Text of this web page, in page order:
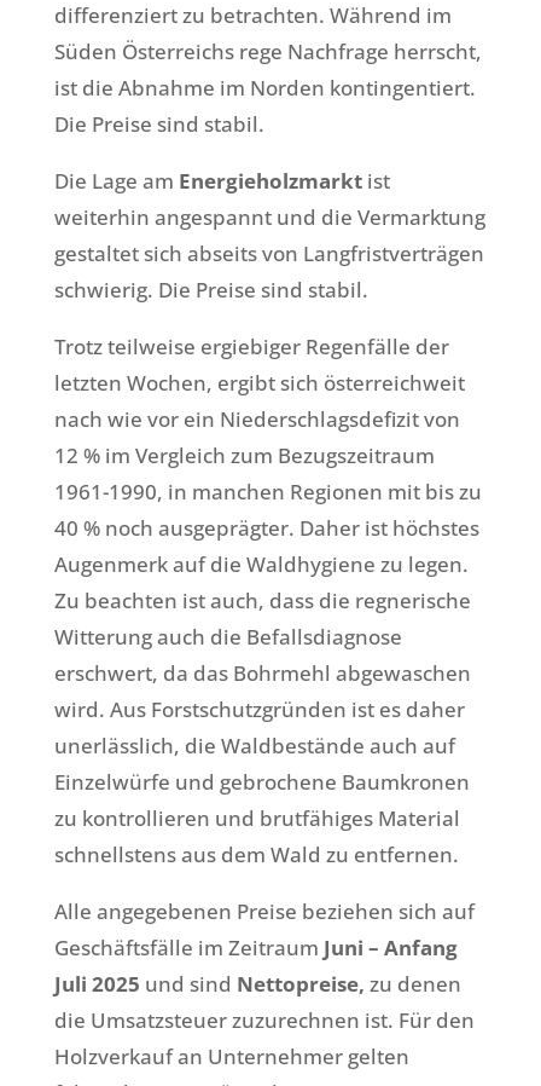
differenziert zu betrachten. Während im
Süden Österreichs rege Nachfrage herrscht,
ist die Abnahme im Norden kontingentiert.
Die Preise sind stabil.
Die Lage am Energieholzmarktist
weiterhin angespannt und die Vermarktung
gestaltet sich abseits von Langfristverträgen
schwierig. Die Preise sind stabil.
Trotz teilweise ergiebiger Regenfälle der
letzten Wochen, ergibt sich österreichweit
nach wie vor ein Niederschlagsdefizit von
12 % im Vergleich zum Bezugszeitraum
1961-1990, in manchen Regionen mit bis zu
40 % noch ausgeprägter. Daher ist höchstes
Augenmerk auf die Waldhygiene zu legen.
Zu beachten ist auch, dass die regnerische
Witterung auch die Befallsdiagnose
erschwert, da das Bohrmehl abgewaschen
wird. Aus Forstschutzgründen ist es daher
unerlässlich, die Waldbestände auch auf
Einzelwürfe und gebrochene Baumkronen
zu kontrollieren und brutfähiges Material
schnellstens aus dem Wald zu entfernen.
Alle angegebenen Preise beziehen sich auf
Geschäftsfälle im Zeitraum Juni – Anfang
Juli 2025 und sind Nettopreise, zu denen
die Umsatzsteuer zuzurechnen ist. Für den
Holzverkauf an Unternehmer gelten